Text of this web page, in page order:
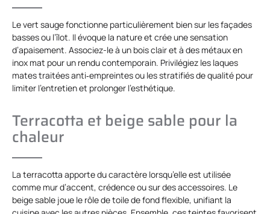
Le vert sauge fonctionne particulièrement bien sur les façades
basses ou l’îlot. Il évoque la nature et crée une sensation
d’apaisement. Associez-le à un bois clair et à des métaux en
inox mat pour un rendu contemporain. Privilégiez les laques
mates traitées anti‑empreintes ou les stratifiés de qualité pour
limiter l’entretien et prolonger l’esthétique.
Terracotta et beige sable pour la
chaleur
La terracotta apporte du caractère lorsqu’elle est utilisée
comme mur d’accent, crédence ou sur des accessoires. Le
beige sable joue le rôle de toile de fond flexible, unifiant la